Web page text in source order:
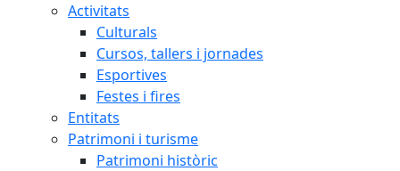
Activitats
Culturals
Cursos, tallers i jornades
Esportives
Festes i fires
Entitats
Patrimoni i turisme
Patrimoni històric